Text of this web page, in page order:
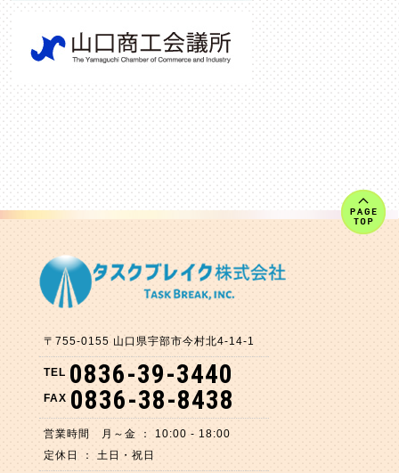
〒755-0155 山口県宇部市今村北4-14-1
TEL 0836-39-3440
FAX 0836-38-8438
営業時間 月～金 ： 10:00 - 18:00
定休日 ： 土日・祝日